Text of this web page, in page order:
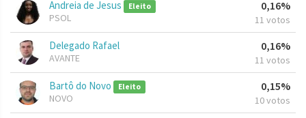
Andreia de Jesus Eleito
PSOL
0,16%
11 votos
Delegado Rafael
AVANTE
0,16%
11 votos
Bartô do Novo Eleito
NOVO
0,15%
10 votos